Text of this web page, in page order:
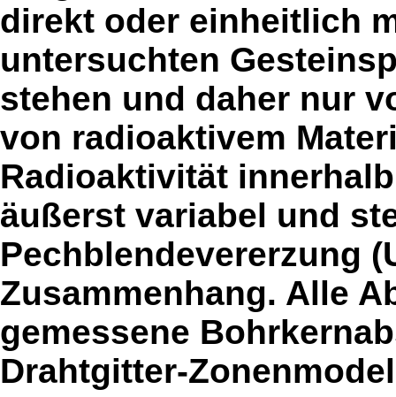
direkt oder einheitlich
untersuchten
stehen und daher nur
von radioaktivem
Radioaktivität
äußerst variabel und
Pechblendevererzung
Zusammenhang. Alle
gemessene
Drahtgitter-